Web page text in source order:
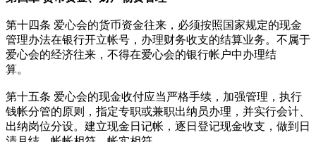
第十四条 爱心会的货币资金往来，必须按照国家规定的现金
管理办法在银行开立帐号，办理财务收支的结算业务。不属于
爱心会的经济往来，不得在爱心会的银行帐户中办理结
算。
第十五条 爱心会的现金收付应当严格手续，加强管理，执行
钱帐分管的原则，指定专职或兼职出纳员办理，并实行会计、
出纳岗位分设。建立现金日记帐，逐日登记现金收支，做到日